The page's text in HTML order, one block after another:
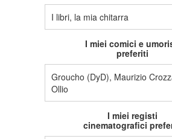
I libri, la mia chitarra
I miei comici e
preferiti
Groucho (DyD), Maurizio
Ollio
I miei registi
cinematografici